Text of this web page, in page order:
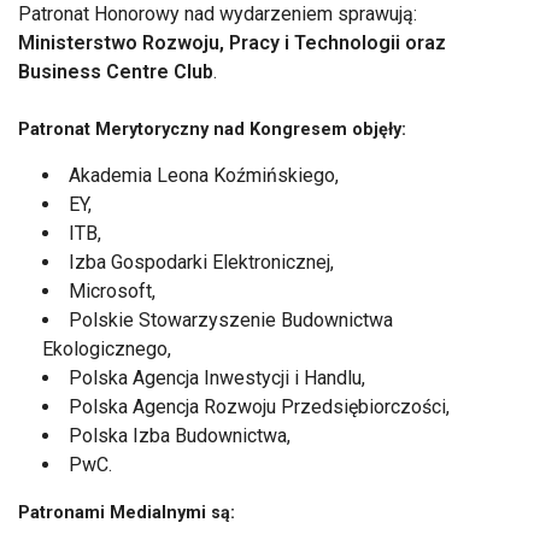
Patronat Honorowy nad wydarzeniem sprawują:
Ministerstwo Rozwoju, Pracy i Technologii oraz
Business Centre Club.
Patronat Merytoryczny nad Kongresem objęły:
Akademia Leona Koźmińskiego,
EY,
ITB,
Izba Gospodarki Elektronicznej,
Microsoft,
Polskie Stowarzyszenie Budownictwa
Ekologicznego,
Polska Agencja Inwestycji i Handlu,
Polska Agencja Rozwoju Przedsiębiorczości,
Polska Izba Budownictwa,
PwC.
Patronami Medialnymi są: